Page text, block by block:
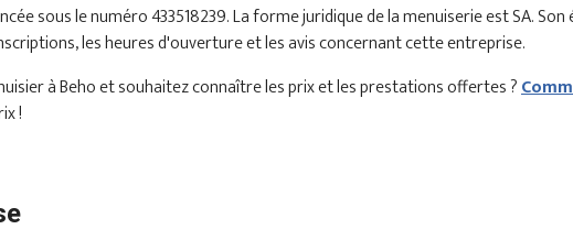
sous le numéro 433518239. La forme juridique de la menuiserie est SA.
les heures d'ouverture et les avis concernant cette entreprise.
à Beho et souhaitez connaître les prix et les prestations offertes ?
!